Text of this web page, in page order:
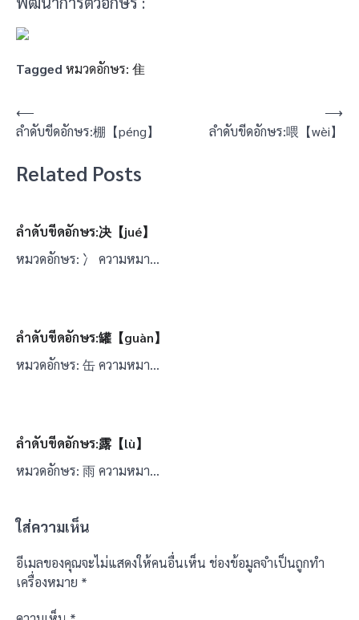
Tagged หมวดอักษร: 隹
แนะแนว
เรื่อง
⟵
ลำดับขีดอักษร:棚【péng】
ลำดับขีดอักษร:喂【wèi】
⟶
Related Posts
ลำดับขีดอักษร:决【jué】
หมวดอักษร: 冫 ความหมา…
ลำดับขีดอักษร:罐【guàn】
หมวดอักษร: 缶 ความหมา…
ลำดับขีดอักษร:露【lù】
หมวดอักษร: 雨 ความหมา…
ใส่ความเห็น
อีเมลของคุณจะไม่แสดงให้คนอื่นเห็น ช่องข้อมูลจำเป็นถูกทำ
เครื่องหมาย *